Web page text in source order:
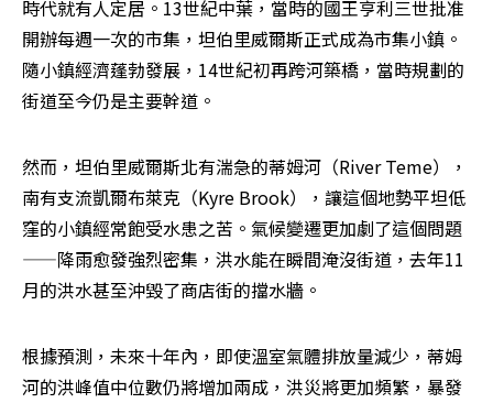
時代就有人定居。13世紀中葉，當時的國王亨利三世批准
開辦每週一次的市集，坦伯里威爾斯正式成為市集小鎮。
隨小鎮經濟蓬勃發展，14世紀初再跨河築橋，當時規劃的
街道至今仍是主要幹道。
然而，坦伯里威爾斯北有湍急的蒂姆河（River Teme），
南有支流凱爾布萊克（Kyre Brook），讓這個地勢平坦低
窪的小鎮經常飽受水患之苦。氣候變遷更加劇了這個問題
——降雨愈發強烈密集，洪水能在瞬間淹沒街道，去年11
月的洪水甚至沖毀了商店街的擋水牆。
根據預測，未來十年內，即使溫室氣體排放量減少，蒂姆
河的洪峰值中位數仍將增加兩成，洪災將更加頻繁，暴發